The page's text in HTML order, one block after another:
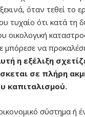
όταν τεθεί το
τυχαίο ότι κατά τη
οικολογική
να
η εξέλιξη
σε πλήρη
καπιταλισμού.
σύστημα ή